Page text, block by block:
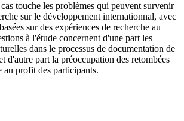
touche les problèmes qui peuvent survenir
sur le développement internationnal, avec
sur des expériences de recherche au
à l'étude concernent d'une part les
dans le processus de documentation de
d'autre part la préoccupation des retombées
au profit des participants.